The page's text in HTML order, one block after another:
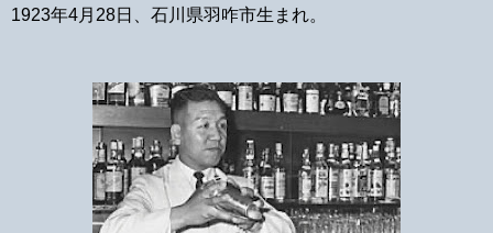
1923年4月28日、石川県羽咋市生まれ。